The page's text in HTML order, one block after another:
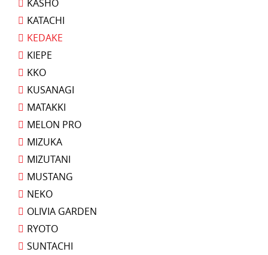
KASHO
KATACHI
KEDAKE
KIEPE
KKO
KUSANAGI
MATAKKI
MELON PRO
MIZUKA
MIZUTANI
MUSTANG
NEKO
OLIVIA GARDEN
RYOTO
SUNTACHI